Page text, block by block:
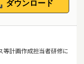
ダウンロード
計画作成担当者研修に